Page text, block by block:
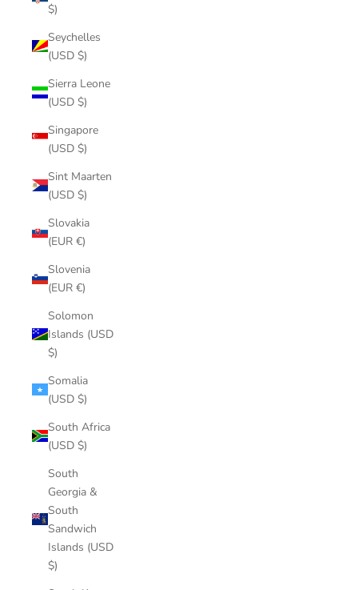
$)
Seychelles
(USD $)
Sierra Leone
(USD $)
Singapore
(USD $)
Sint Maarten
(USD $)
Slovakia
(EUR €)
Slovenia
(EUR €)
Solomon
Islands (USD
$)
Somalia
(USD $)
South Africa
(USD $)
South
Georgia &
South
Sandwich
Islands (USD
$)